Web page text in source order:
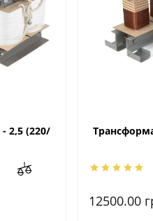
2,5 (220/
12500.00